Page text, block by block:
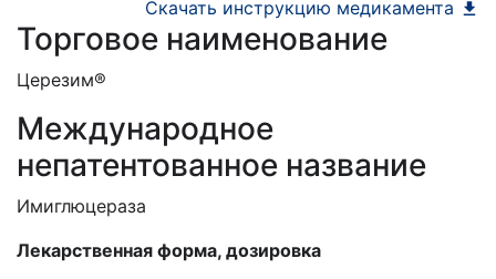
ЕД (Включено в Список ЛС в рамках ГОБМП,
подлежащих закупу у Единого
Скачать инструкцию медикамента
Торговое наименование
Церезим®
Международное
непатентованное название
Имиглюцераза
Лекарственная форма, дозировка